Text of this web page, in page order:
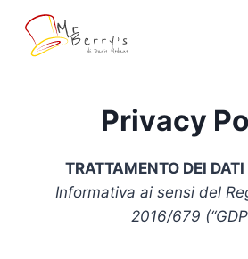
contenuto
Privacy
TRATTAMENTO DEI
Informativa ai sensi del
2016/679